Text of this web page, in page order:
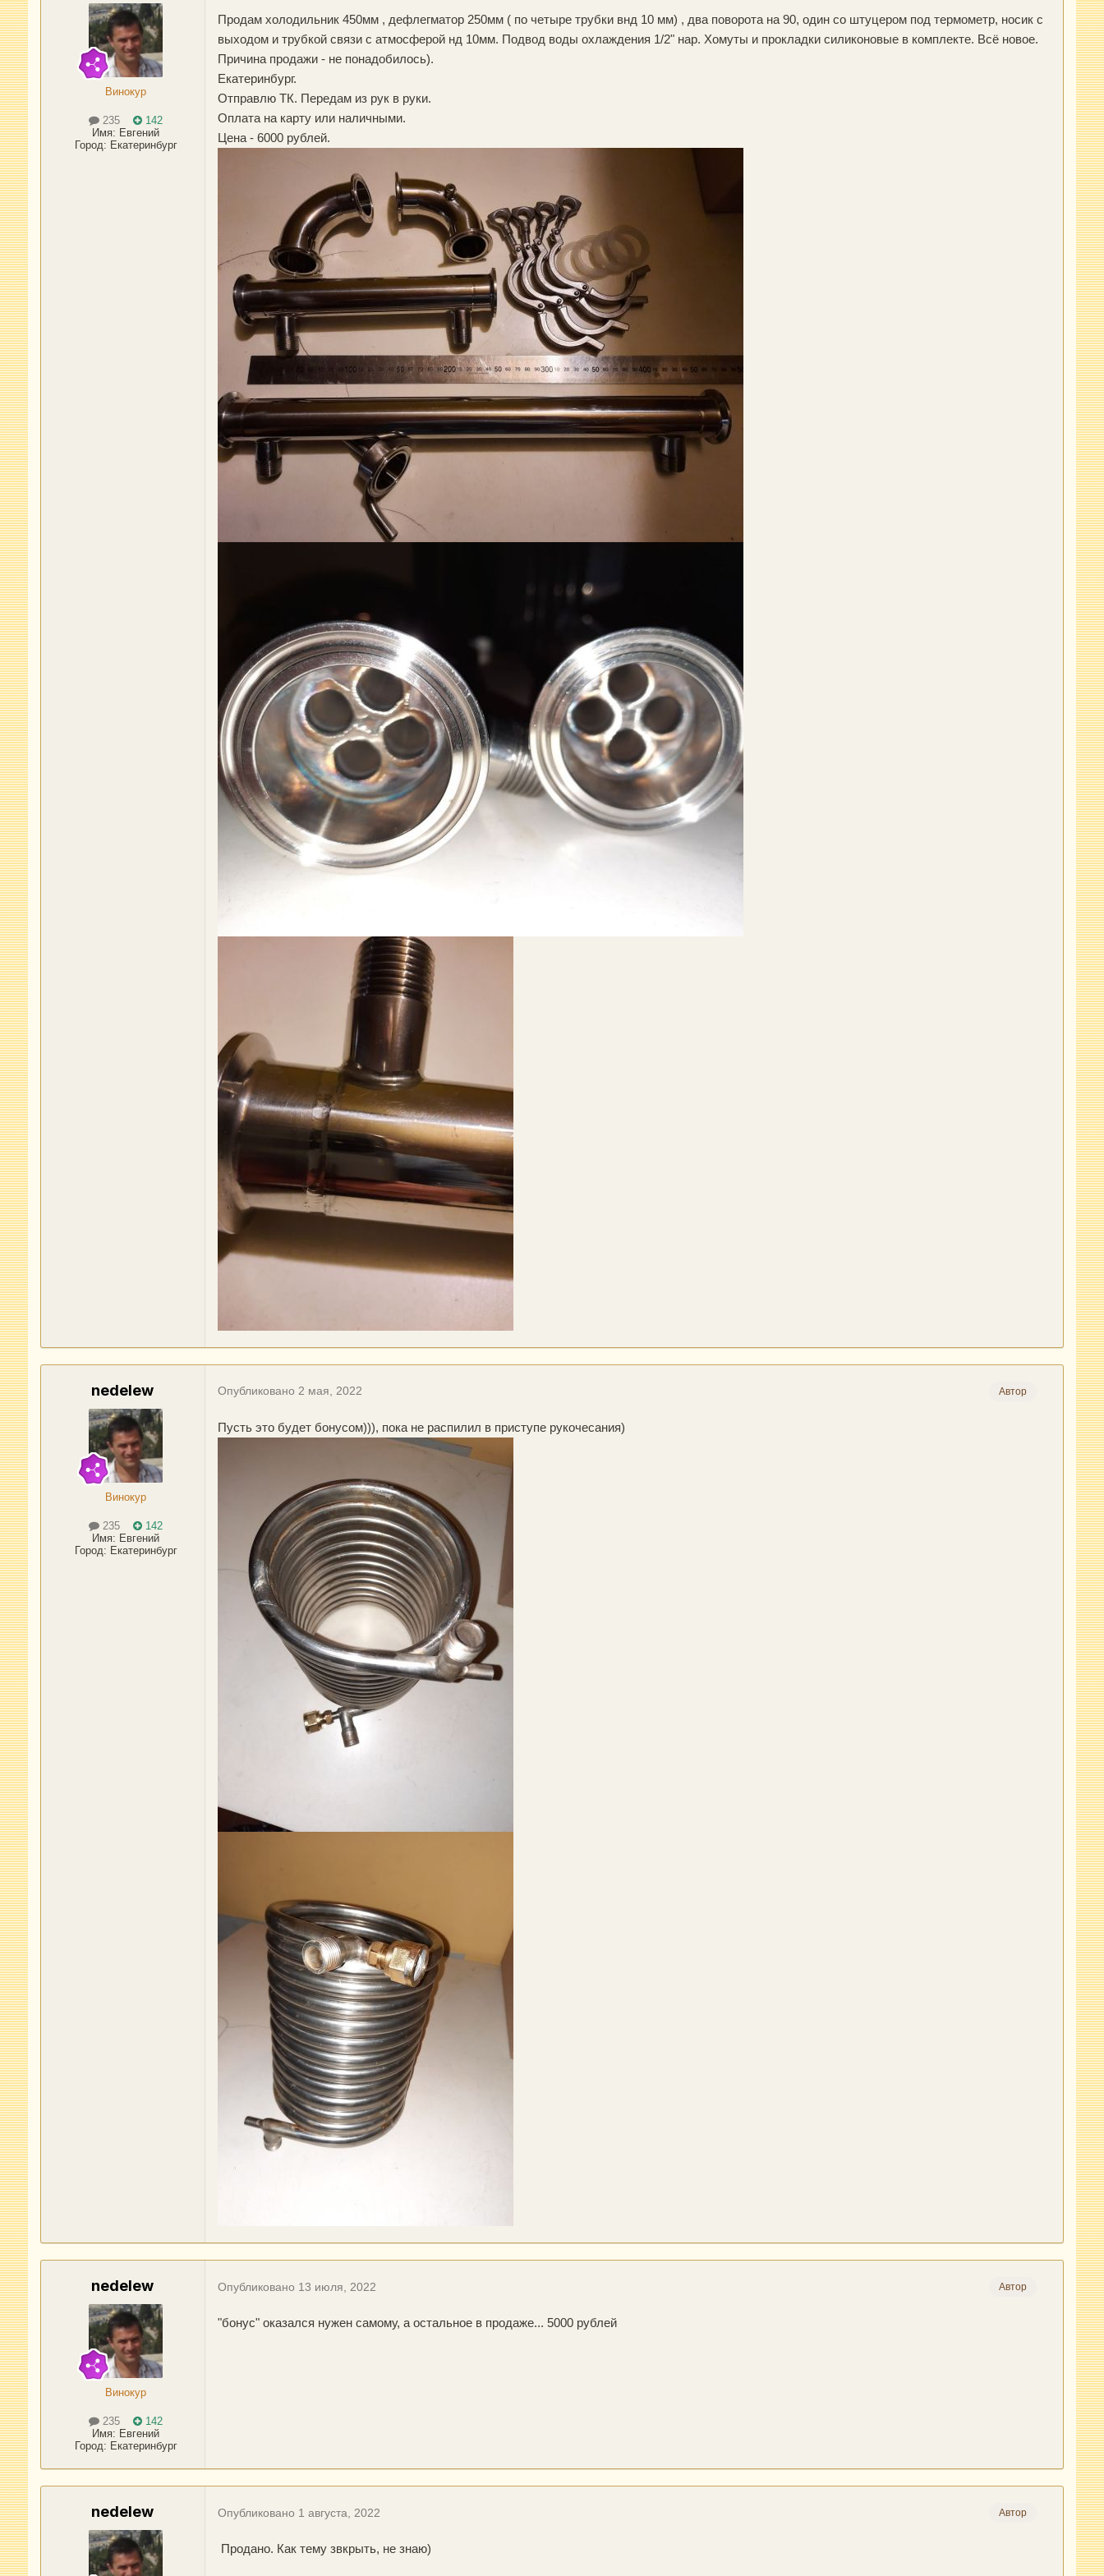
Винокур
235
142
Имя: Евгений
Город: Екатеринбург
Продам холодильник 450мм , дефлегматор 250мм ( по четыре трубки внд 10 мм) , два поворота на 90, один со штуцером под термометр, носик с
выходом и трубкой связи с атмосферой нд 10мм. Подвод воды охлаждения 1/2" нар. Хомуты и прокладки силиконовые в комплекте. Всё новое.
Причина продажи - не понадобилось).
Екатеринбург.
Отправлю ТК. Передам из рук в руки.
Оплата на карту или наличными.
Цена - 6000 рублей.
nedelew
Винокур
235
142
Имя: Евгений
Город: Екатеринбург
Автор
Опубликовано 2 мая, 2022
Пусть это будет бонусом))), пока не распилил в приступе рукочесания)
nedelew
Винокур
235
142
Имя: Евгений
Город: Екатеринбург
Автор
Опубликовано 13 июля, 2022
"бонус" оказался нужен самому, а остальное в продаже... 5000 рублей
nedelew Автор
Опубликовано 1 августа, 2022
Продано. Как тему звкрыть, не знаю)